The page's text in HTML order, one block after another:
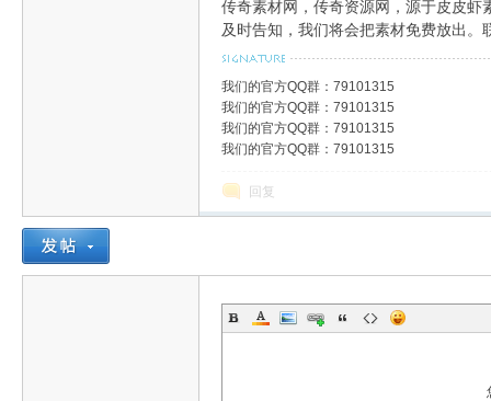
传奇素材网，传奇资源网，源于皮皮
及时告知，我们将会把素材免费放出。
我们的官方QQ群：79101315
我们的官方QQ群：79101315
我们的官方QQ群：79101315
我们的官方QQ群：79101315
回复